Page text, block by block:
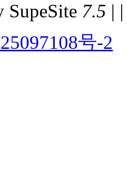
SupeSite 7.5 | |
号-2